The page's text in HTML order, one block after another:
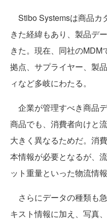
Stibo Systemsは商品カ
きた経緯もあり、製品デ
きた。現在、同社のMDM
拠点、サプライヤー、製
ィなど多岐にわたる。
企業が管理すべき商品
商品でも、消費者向けと
大きく異なるためだ。消
本情報が必要となるが、
ット重量といった物流情
さらにデータの種類も
キスト情報に加え、写真